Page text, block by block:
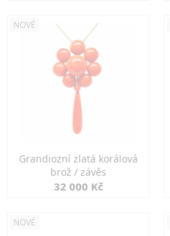
NOVÉ
Grandiozní zlatá korálová
brož / závěs
32 000 Kč
NOVÉ